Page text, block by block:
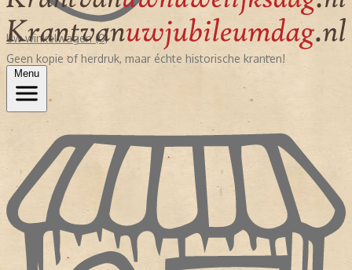
Uw winkelwagen (0)
Geen kopie of herdruk, maar échte historische kranten!
Menu